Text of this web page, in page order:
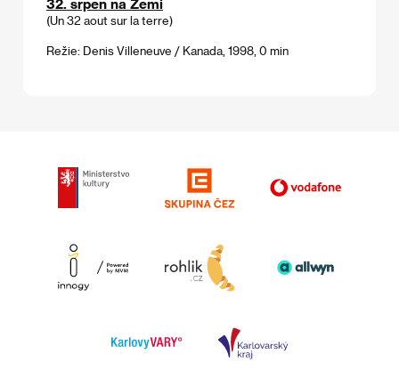
32. srpen na Zemi
(Un 32 aout sur la terre)
Režie: Denis Villeneuve / Kanada, 1998, 0 min